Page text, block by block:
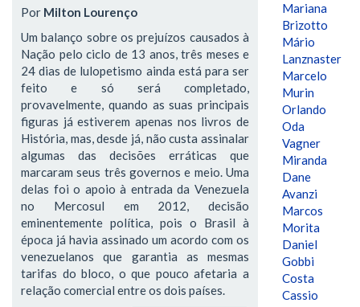
Por Milton Lourenço
Um balanço sobre os prejuízos causados à
Nação pelo ciclo de 13 anos, três meses e
24 dias de lulopetismo ainda está para ser
feito e só será completado,
provavelmente, quando as suas principais
figuras já estiverem apenas nos livros de
História, mas, desde já, não custa assinalar
algumas das decisões erráticas que
marcaram seus três governos e meio. Uma
delas foi o apoio à entrada da Venezuela
no Mercosul em 2012, decisão
eminentemente política, pois o Brasil à
época já havia assinado um acordo com os
venezuelanos que garantia as mesmas
tarifas do bloco, o que pouco afetaria a
relação comercial entre os dois países.
Mariana
Brizotto
Mário
Lanznaster
Marcelo
Murin
Orlando
Oda
Vagner
Miranda
Dane
Avanzi
Marcos
Morita
Daniel
Gobbi
Costa
Cassio